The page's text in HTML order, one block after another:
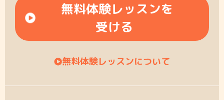
無料体験レッスンを
受ける
無料体験レッスンについて